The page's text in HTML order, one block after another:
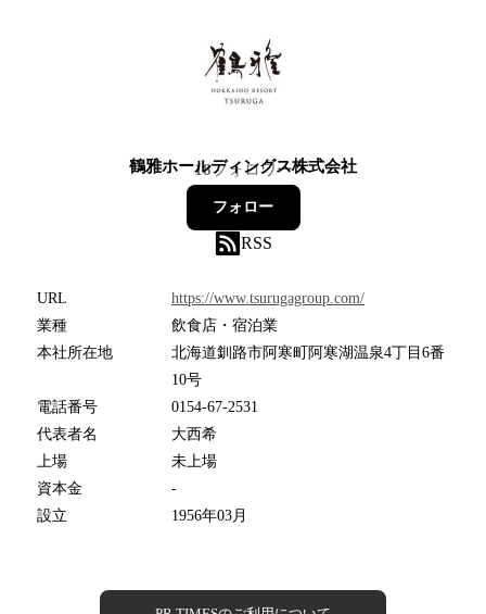
鶴雅ホールディングス株式会社
18フォロワー
フォロー
RSS
URL
https://www.tsurugagroup.com/
業種
飲食店・宿泊業
本社所在地
北海道釧路市阿寒町阿寒湖温泉4丁目6番
10号
電話番号
0154-67-2531
代表者名
大西希
上場
未上場
資本金
-
設立
1956年03月